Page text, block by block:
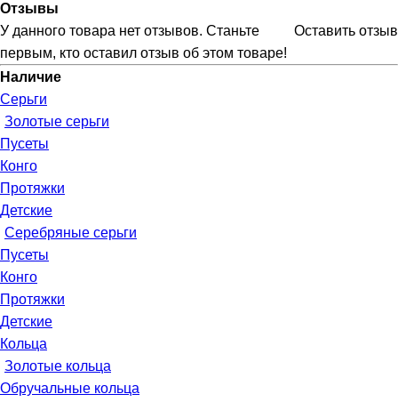
Отзывы
Оставить отзыв
У данного товара нет отзывов. Станьте
первым, кто оставил отзыв об этом товаре!
Наличие
Серьги
Золотые серьги
Пусеты
Конго
Протяжки
Детские
Серебряные серьги
Пусеты
Конго
Протяжки
Детские
Кольца
Золотые кольца
Обручальные кольца